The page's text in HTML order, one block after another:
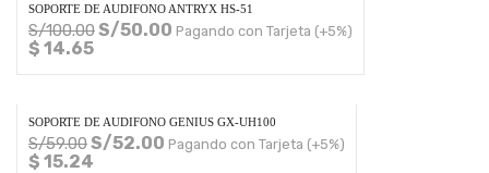
SOPORTE DE AUDIFONO ANTRYX HS-51
S/100.00S/50.00 Pagando con Tarjeta (+5%)
$ 14.65
SOPORTE DE AUDIFONO GENIUS GX-UH100
S/59.00S/52.00 Pagando con Tarjeta (+5%)
$ 15.24